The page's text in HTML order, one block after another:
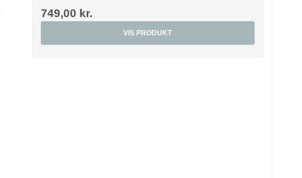
749,00 kr.
VIS PRODUKT